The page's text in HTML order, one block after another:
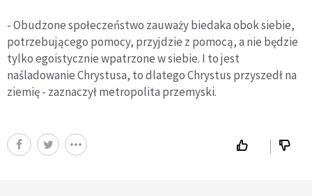
- Obudzone społeczeństwo zauważy biedaka obok siebie,
potrzebującego pomocy, przyjdzie z pomocą, a nie będzie
tylko egoistycznie wpatrzone w siebie. I to jest
naśladowanie Chrystusa, to dlatego Chrystus przyszedł na
ziemię - zaznaczył metropolita przemyski.